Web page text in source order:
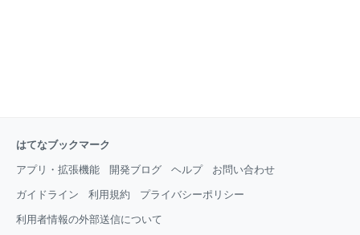
はてなブックマーク
アプリ・拡張機能 開発ブログ ヘルプ お問い合わせ
ガイドライン 利用規約 プライバシーポリシー
利用者情報の外部送信について